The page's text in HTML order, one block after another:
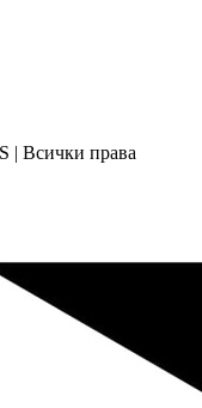
| Всички права